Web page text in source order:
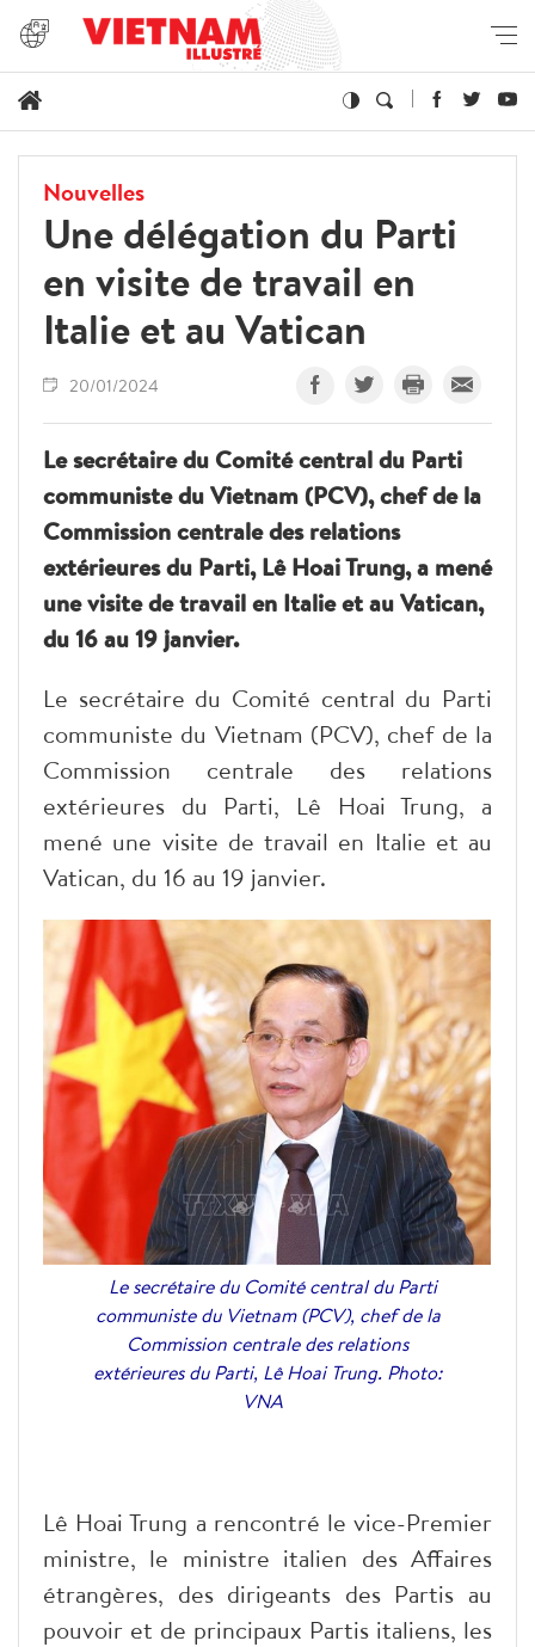
Nouvelles
Une délégation du Parti
en visite de travail en
Italie et au Vatican
20/01/2024
Le secrétaire du Comité central du Parti
communiste du Vietnam (PCV), chef de la
Commission centrale des relations
extérieures du Parti, Lê Hoai Trung, a mené
une visite de travail en Italie et au Vatican,
du 16 au 19 janvier.
Le secrétaire du Comité central du Parti
communiste du Vietnam (PCV), chef de la
Commission centrale des relations
extérieures du Parti, Lê Hoai Trung, a
mené une visite de travail en Italie et au
Vatican, du 16 au 19 janvier.
Le secrétaire du Comité central du Parti
communiste du Vietnam (PCV), chef de la
Commission centrale des relations
extérieures du Parti, Lê Hoai Trung. Photo:
VNA
Lê Hoai Trung a rencontré le vice-Premier
ministre, le ministre italien des Affaires
étrangères, des dirigeants des Partis au
pouvoir et de principaux Partis italiens, les